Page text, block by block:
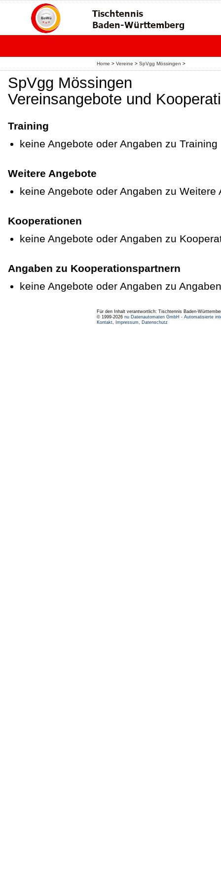
Home > Vereine > SpVgg Mössingen >
SpVgg Mössingen
Vereinsangebote und
Training
keine Angebote oder Angaben zu Training
Weitere Angebote
keine Angebote oder Angaben zu Weitere
Kooperationen
keine Angebote oder Angaben zu
Angaben zu Kooperationspartnern
keine Angebote oder Angaben zu
Für den Inhalt verantwortlich: Tischtennis Baden-
© 1999-2026 nu Datenautomaten GmbH - Automatisierte
Kontakt, Impressum, Datenschutz